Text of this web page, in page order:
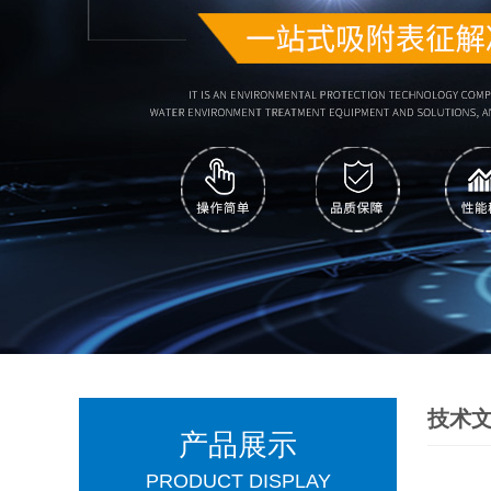
产品展示
PRODUCT DISPLAY
技术